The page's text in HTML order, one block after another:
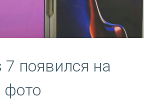
7 появился на
фото